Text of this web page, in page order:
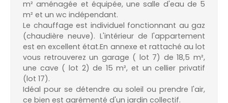
m² aménagée et équipée, une salle d'eau de 5
m² et un wc indépendant.
Le chauffage est individuel fonctionnant au gaz
(chaudière neuve). L'intérieur de l'appartement
est en excellent état.En annexe et rattaché au lot
vous retrouverez un garage ( lot 7) de 18,5 m²,
une cave ( lot 2) de 15 m², et un cellier privatif
(lot 17).
Idéal pour se détendre au soleil ou prendre l'air,
ce bien est agrémenté d'un jardin collectif.